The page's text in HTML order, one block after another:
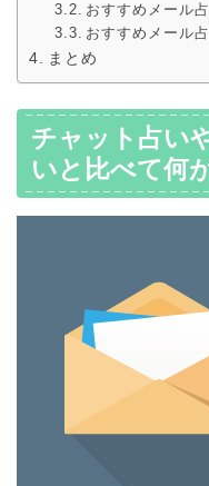
おすすめメール
おすすめメール
まとめ
チャット占い
いと比べて何